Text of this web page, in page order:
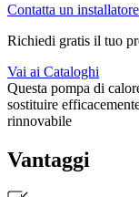
Contatta un installatore
Richiedi gratis il tuo
Vai ai Cataloghi
Questa pompa di
sostituire
rinnovabile
Vantaggi